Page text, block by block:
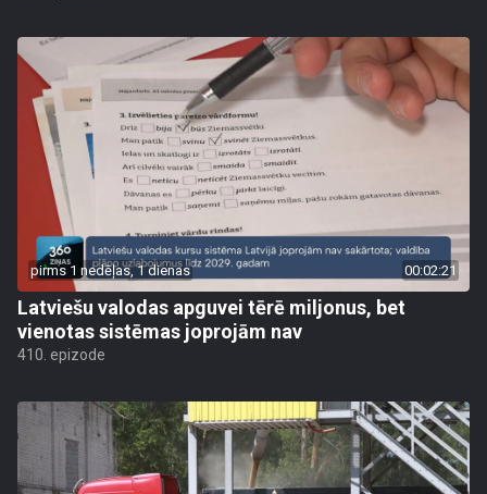
pirms 1 nedēļas, 1 dienas 00:02:21
Latviešu valodas apguvei tērē miljonus, bet
vienotas sistēmas joprojām nav
410. epizode